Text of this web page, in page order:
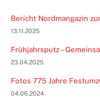
Bericht Nordmangazin
13.11.2025
Frühjahrsputz –
23.04.2025
Fotos 775 Jahre
04.06.2024